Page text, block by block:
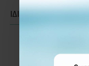
ΙΔΙΑΣ ΚΑΤΗΓΟΡΙΑΣ